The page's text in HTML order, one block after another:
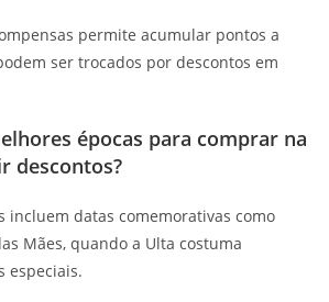
permite acumular pontos a
ser trocados por descontos em
épocas para comprar na
descontos?
incluem datas comemorativas como
Mães, quando a Ulta costuma
especiais.